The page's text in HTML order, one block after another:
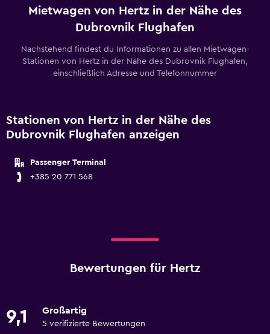
Mietwagen von Hertz in der Nähe des
Dubrovnik Flughafen
Nachstehend findest du Informationen zu allen Mietwagen-
Stationen von Hertz in der Nähe des Dubrovnik Flughafen,
einschließlich Adresse und Telefonnummer
Stationen von Hertz in der Nähe des
Dubrovnik Flughafen anzeigen
Passenger Terminal
+385 20 771 568
Bewertungen für Hertz
9,1 Großartig
5 verifizierte Bewertungen